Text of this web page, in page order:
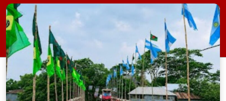
আর্জেন্টিনার পতাকা উত্তোলন করে নিজ নিজ
দলের প্রতি ভালোবাসার প্রকাশ করেছেন
সমর্থকেরা। স্থানীয় সূত্রে জানা যায়, প্রথমে
ব্রাজিল সমর্থকেরা ব্রিজের এক পাশে নিজেদের
প্রিয় দলের পতাকা […]